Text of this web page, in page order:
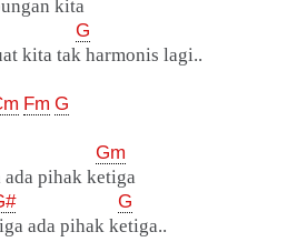
kita
G
kita tak harmonis lagi..
Fm G
Gm
pihak ketiga
G
ada pihak ketiga..